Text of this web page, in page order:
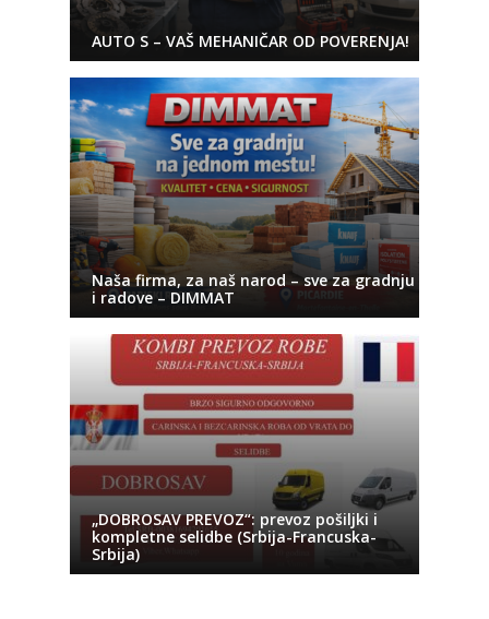
AUTO S – VAŠ MEHANIČAR OD POVERENJA!
Naša firma, za naš narod – sve za gradnju
i radove – DIMMAT
„DOBROSAV PREVOZ“: prevoz pošiljki i
kompletne selidbe (Srbija-Francuska-
Srbija)